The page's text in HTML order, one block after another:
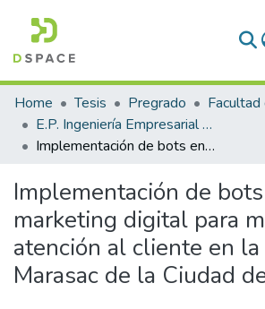
Communities & Collections
All of DSpace
Statistics
Home Tesis Pregrado
E.P. Ingeniería Empresarial e Informática
Implementación de bots en el marketing digital para mejorar la atención al cliente en la Empresa Marasac de la Ciudad de Juliaca
Implementación de
marketing digital para
atención al cliente en la
Marasac de la Ciudad